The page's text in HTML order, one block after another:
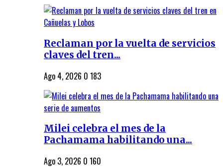
Reclaman por la vuelta de servicios
claves del tren...
Ago 4, 2026 0 183
Milei celebra el mes de la
Pachamama habilitando una...
Ago 3, 2026 0 160